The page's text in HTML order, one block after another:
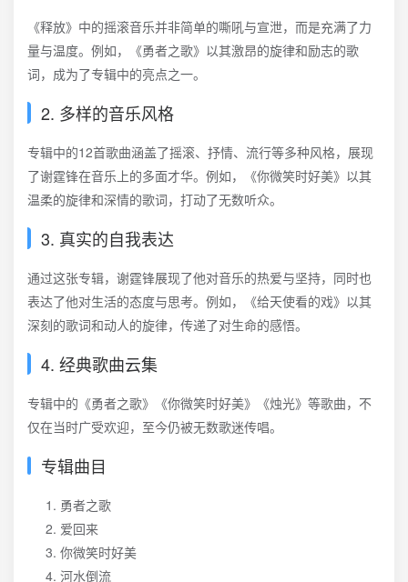
《释放》中的摇滚音乐并非简单的嘶吼与宣泄，而是充满了力
量与温度。例如，《勇者之歌》以其激昂的旋律和励志的歌
词，成为了专辑中的亮点之一。
2. 多样的音乐风格
专辑中的12首歌曲涵盖了摇滚、抒情、流行等多种风格，展现
了谢霆锋在音乐上的多面才华。例如，《你微笑时好美》以其
温柔的旋律和深情的歌词，打动了无数听众。
3. 真实的自我表达
通过这张专辑，谢霆锋展现了他对音乐的热爱与坚持，同时也
表达了他对生活的态度与思考。例如，《给天使看的戏》以其
深刻的歌词和动人的旋律，传递了对生命的感悟。
4. 经典歌曲云集
专辑中的《勇者之歌》《你微笑时好美》《烛光》等歌曲，不
仅在当时广受欢迎，至今仍被无数歌迷传唱。
专辑曲目
勇者之歌
爱回来
你微笑时好美
河水倒流